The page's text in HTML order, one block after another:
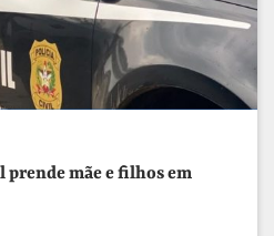
mãe e filhos em